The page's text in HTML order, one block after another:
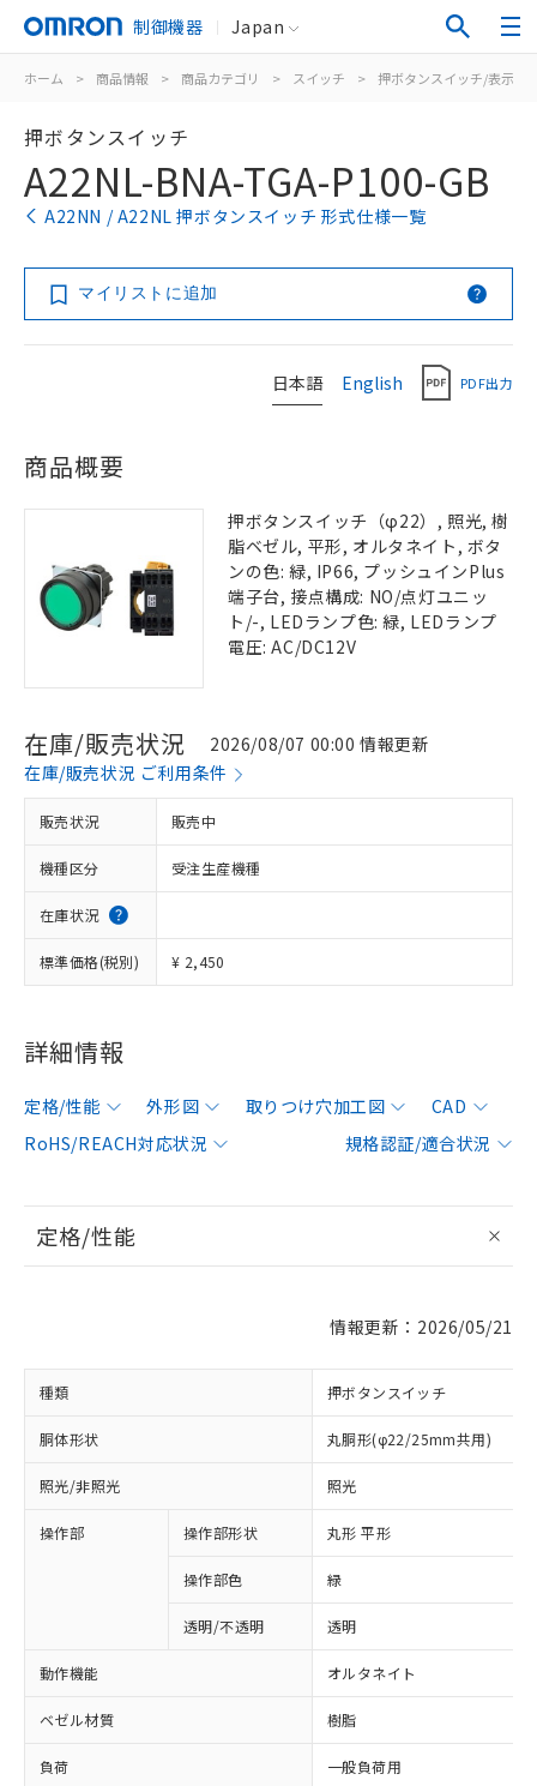
制御機器 Japan
ホーム > 商品情報 > 商品カテゴリ > スイッチ > 押ボタンスイッチ/表示灯
押ボタンスイッチ
A22NL-BNA-TGA-P100-GB
A22NN / A22NL 押ボタンスイッチ 形式仕様一覧
マイリストに追加
日本語 English PDF出力
商品概要
押ボタンスイッチ（φ22）, 照光, 樹
脂ベゼル, 平形, オルタネイト, ボタ
ンの色: 緑, IP66, プッシュインPlus
端子台, 接点構成: NO/点灯ユニッ
ト/-, LEDランプ色: 緑, LEDランプ
電圧: AC/DC12V
在庫/販売状況
2026/08/07 00:00 情報更新
在庫/販売状況 ご利用条件
販売状況 販売中
機種区分 受注生産機種
在庫状況
標準価格(税別) ¥ 2,450
詳細情報
定格/性能 外形図 取りつけ穴加工図
CAD
RoHS/REACH対応状況
規格認証/適合状況
定格/性能
情報更新：2026/05/21
種類 押ボタンスイッチ
胴体形状 丸胴形(φ22/25mm共用)
照光/非照光 照光
操作部 操作部形状 丸形 平形
操作部色 緑
透明/不透明 透明
動作機能 オルタネイト
ベゼル材質 樹脂
負荷 一般負荷用